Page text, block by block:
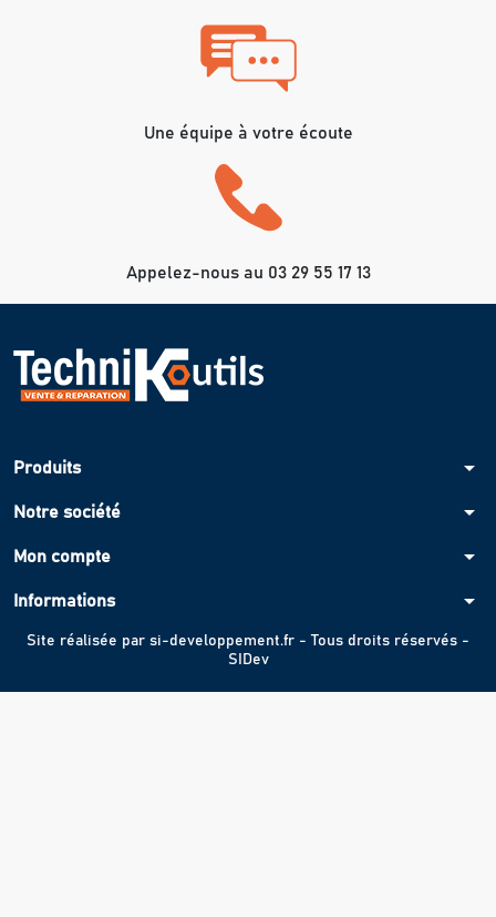
Une équipe à votre écoute
Appelez-nous au 03 29 55 17 13
Produits arrow_drop_down
Notre société arrow_drop_down
Mon compte arrow_drop_down
Informations arrow_drop_down
Site réalisée par si-developpement.fr - Tous droits réservés -
SIDev